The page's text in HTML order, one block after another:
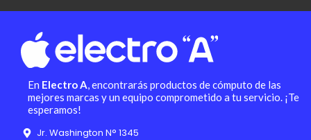
En Electro A, encontrarás productos de cómputo de las
mejores marcas y un equipo comprometido a tu servicio. ¡Te
esperamos!
Jr. Washington N° 1345